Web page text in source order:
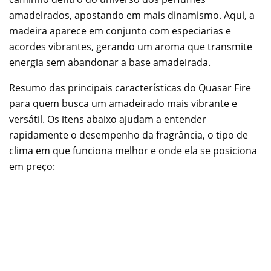
amadeirados, apostando em mais dinamismo. Aqui, a
madeira aparece em conjunto com especiarias e
acordes vibrantes, gerando um aroma que transmite
energia sem abandonar a base amadeirada.
Resumo das principais características do Quasar Fire
para quem busca um amadeirado mais vibrante e
versátil. Os itens abaixo ajudam a entender
rapidamente o desempenho da fragrância, o tipo de
clima em que funciona melhor e onde ela se posiciona
em preço: